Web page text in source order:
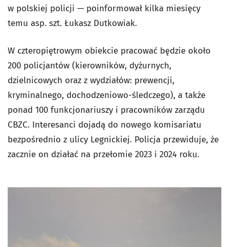
w polskiej policji — poinformował kilka miesięcy
temu asp. szt. Łukasz Dutkowiak.
W czteropiętrowym obiekcie pracować będzie około
200 policjantów (kierowników, dyżurnych,
dzielnicowych oraz z wydziałów: prewencji,
kryminalnego, dochodzeniowo-śledczego), a także
ponad 100 funkcjonariuszy i pracowników zarządu
CBZC. Interesanci dojadą do nowego komisariatu
bezpośrednio z ulicy Legnickiej. Policja przewiduje, że
zacznie on działać na przełomie 2023 i 2024 roku.